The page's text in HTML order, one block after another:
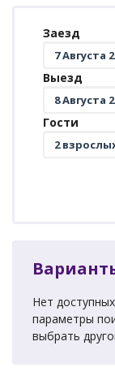
Заезд
Выезд
Гости
Нет
параметры
выбрать